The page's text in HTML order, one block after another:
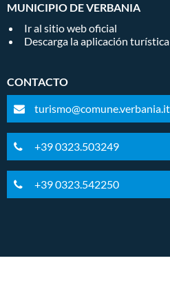
MUNICIPIO DE VERBANIA
Ir al sitio web oficial
Descarga la aplicación
CONTACTO
turismo@comune.verbania.it
+39 0323.503249
+39 0323.542250